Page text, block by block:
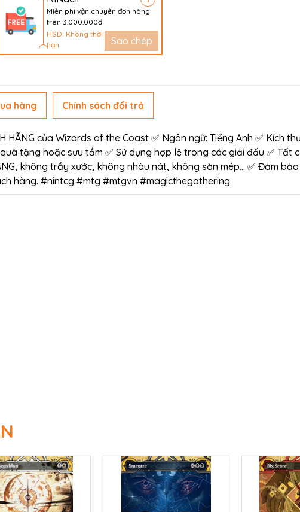
Miễn phí vận chuyển đơn hàng
trên 3.000.000đ
HSD: Không thời
hạn
Sao chép
hàng Chính sách đổi trả
HÃNG của Wizards of the Coast ✅ Ngôn ngữ: Tiếng Anh ✅ Kích
tặng hoặc sưu tầm ✅ Sử dụng hợp lệ trong các giải đấu ✅ Tất
không trầy xước, không nhàu nát, không sờn mép… ✅ Đảm bảo
hàng. #nintcg #mtg #mtgvn #magicthegathering